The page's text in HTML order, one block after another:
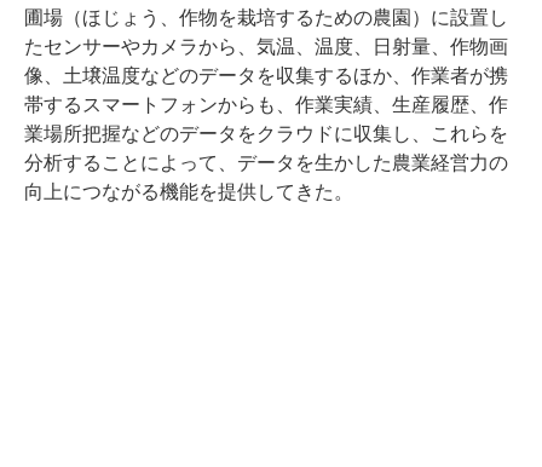
圃場（ほじょう、作物を栽培するための農園）に設置し
たセンサーやカメラから、気温、温度、日射量、作物画
像、土壌温度などのデータを収集するほか、作業者が携
帯するスマートフォンからも、作業実績、生産履歴、作
業場所把握などのデータをクラウドに収集し、これらを
分析することによって、データを生かした農業経営力の
向上につながる機能を提供してきた。